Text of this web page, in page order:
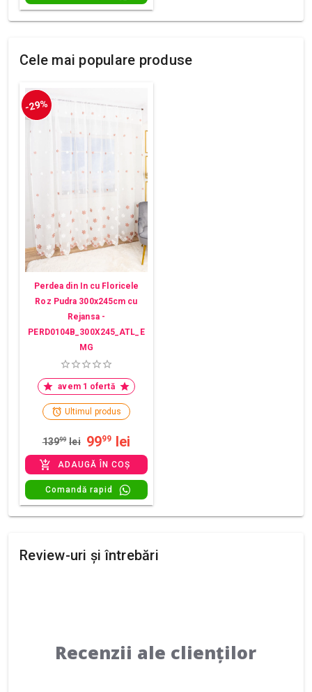
Cele mai populare produse
-29%
Perdea din In cu Floricele
Roz Pudra 300x245cm cu
Rejansa -
PERD0104B_300X245_ATL_E
MG
avem 1 ofertă
Ultimul produs
13999 lei 9999 lei
ADAUGĂ ÎN COȘ
Comandă rapid
Review-uri și întrebări
Recenzii ale clienților